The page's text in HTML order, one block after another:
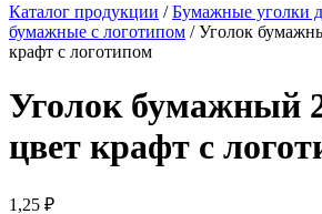
Каталог продукции /Бумажные уголки
бумажные с логотипом / Уголок
крафт с логотипом
Уголок бумажный
цвет крафт с
1,25 ₽